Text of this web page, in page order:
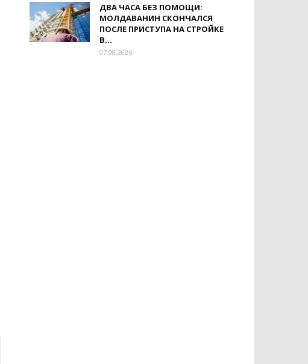
ДВА ЧАСА БЕЗ ПОМОЩИ:
МОЛДАВАНИН СКОНЧАЛСЯ
ПОСЛЕ ПРИСТУПА НА СТРОЙКЕ
В...
07.08.2026